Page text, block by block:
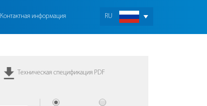
RU
Контактная информация
Техническая спецификация PDF